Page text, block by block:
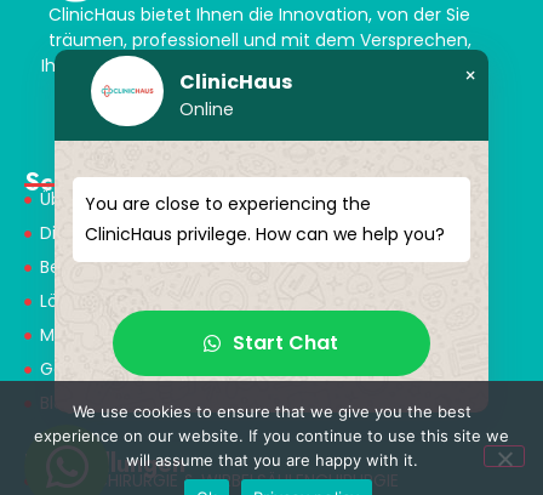
ClinicHaus bietet Ihnen die Innovation, von der Sie
träumen, professionell und mit dem Versprechen,
Ihnen magische Akzente zu verleihen. Schenken Sie
sich selbst ein neues „Ich“.
Schnellmenü
Über Uns
Dienstleistungen
Behandlungen
Lösungspartner
Medical Consultants
Gesundheitstourismus
Blog
Behandlungen
NEUROCHIRURGIE & WIRBELSÄULENCHIRURGIE
ClinicHaus
Online
×
You are close to experiencing the
ClinicHaus privilege. How can we help you?
Start Chat
We use cookies to ensure that we give you the best
experience on our website. If you continue to use this site we
will assume that you are happy with it.